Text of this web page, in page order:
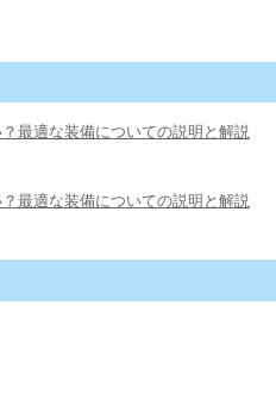
最適な装備についての説明と解説
最適な装備についての説明と解説